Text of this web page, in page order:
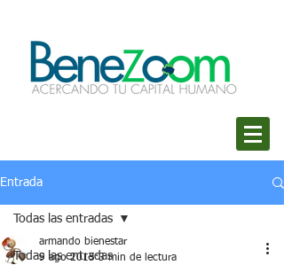
Entrada
Todas las entradas
Todas las entradas
armando bienestar
9 ago 2015 3 min de lectura